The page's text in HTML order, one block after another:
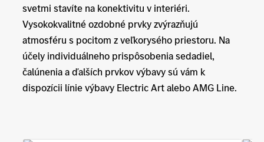
svetmi stavíte na konektivitu v interiéri.
Vysokokvalitné ozdobné prvky zvýrazňujú
atmosféru s pocitom z veľkorysého priestoru. Na
účely individuálneho prispôsobenia sedadiel,
čalúnenia a ďalších prvkov výbavy sú vám k
dispozícii línie výbavy Electric Art alebo AMG Line.